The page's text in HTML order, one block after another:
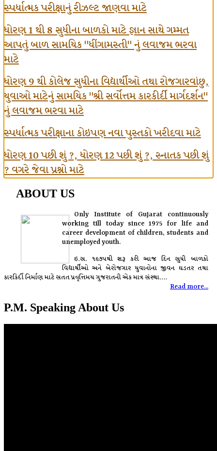
સ્પર્ધાત્મક પરીક્ષાનું રીઝલ્ટ જાણવા માટે
ધોરણ 1 થી 8 સુધીના બાળકો માટે જ્ઞાન સાથે ગમ્મત
આપતું બાળ સામયિક "ધીંગામસ્તી" નું લવાજમ ભરવા
માટે
ધોરણ 9 થી કોલેજ સુધીના વિદ્યાર્થીઓ તથા રોજગારવાંછુ,
યુવાઓ માટેનું સામયિક "શ્રી સર્વોત્તમ કારકીર્દી માર્ગદર્શન"
નું લવાજમ ભરવા માટે
સ્પર્ધાત્મક પરીક્ષાના કોઇપણ નવા પુસ્તકો ખરીદવા માટે
ધોરણ 10 પછી શું ?, ધોરણ 12 પછી શું ?, સ્નાતક પછી શું
? વગરે જેવા પ્રશ્નો માટે
ABOUT US
Only Institute of Gujarat continuously
working till today since 1975 for life and
career development of children, students and
unemployed youth.
ઇ.સ. ૧૯૭૫થી શરૂ કરી આજ દિન સુધી બાળકો
વિદ્યાર્થીઓ અને બેરોજગાર યુવાનોના જીવન ઘડતર તથા
કારકિર્દી નિર્માણ માટે સતત પ્રવૃત્તિમય ગુજરાતની એક માત્ર સંસ્થા....
Read more...
P.M. Speaking About Us